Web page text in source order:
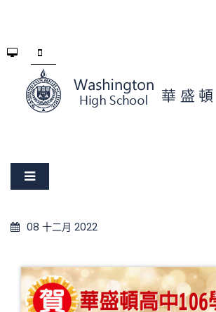
08 十二月 2022